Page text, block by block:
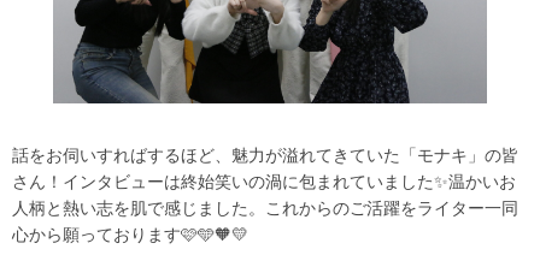
話をお伺いすればするほど、魅力が溢れてきていた「モナキ」の皆
さん！インタビューは終始笑いの渦に包まれていました✨温かいお
人柄と熱い志を肌で感じました。これからのご活躍をライター一同
心から願っております🩷🩵🧡💛